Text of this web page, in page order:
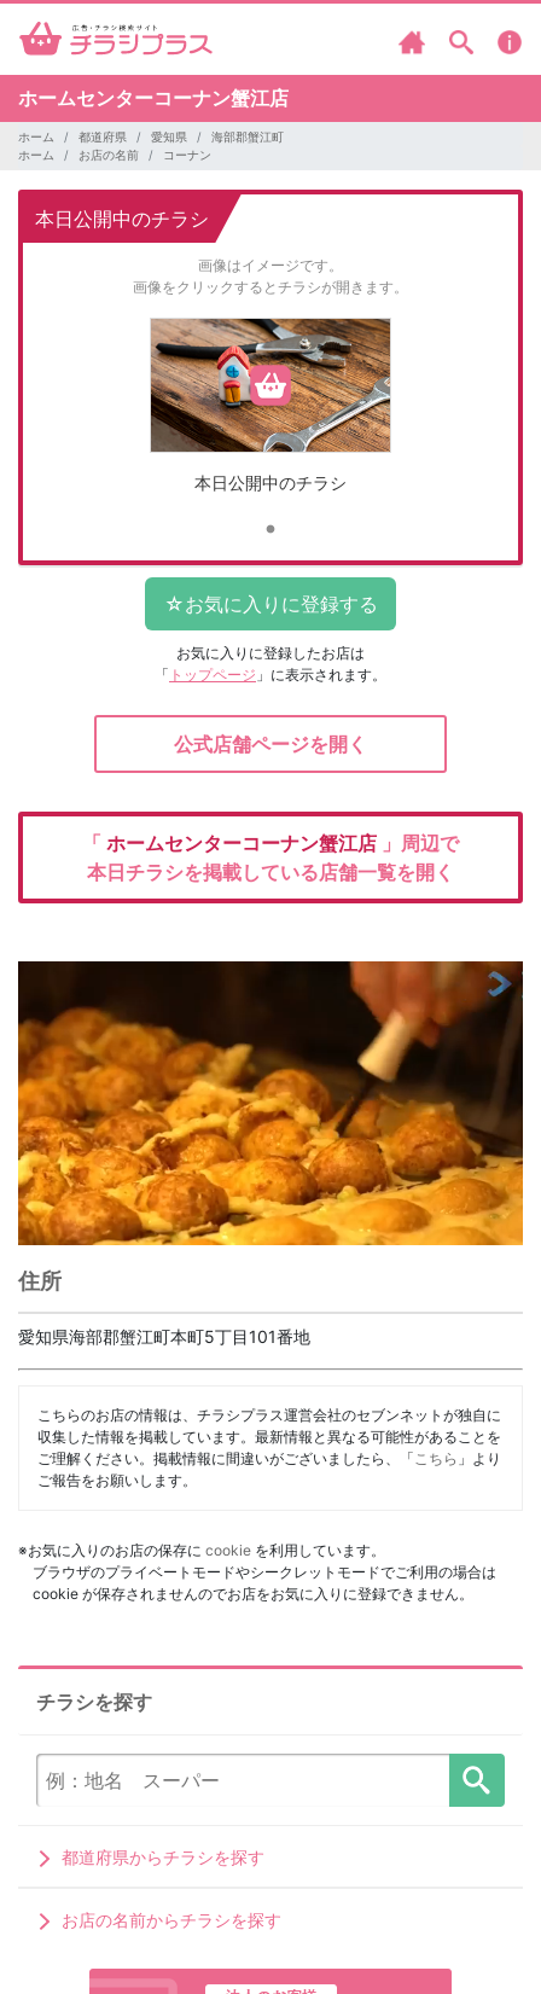
ホームセンターコーナン蟹江店
ホーム 都道府県 愛知県
海部郡蟹江町
ホーム
お店の名前 コーナン
本日公開中のチラシ
画像はイメージです。
画像をクリックするとチラシが開きます。
本日公開中のチラシ
お気に入りに登録したお店は
「 トップページ 」に表示されます。
公式店舗ページを開く
「 ホームセンターコーナン蟹江店 」周辺で
本日チラシを掲載している店舗一覧を開く
住所
愛知県海部郡蟹江町本町5丁目101番地
こちらのお店の情報は、チラシプラス運営会社のセブンネットが独自に
収集した情報を掲載しています。最新情報と異なる可能性があることを
ご理解ください。掲載情報に間違いがございましたら、「 こちら 」より
ご報告をお願いします。
※お気に入りのお店の保存に cookie を利用しています。
ブラウザのプライベートモードやシークレットモードでご利用の場合は
cookie が保存されませんのでお店をお気に入りに登録できません。
チラシを探す
都道府県からチラシを探す
お店の名前からチラシを探す